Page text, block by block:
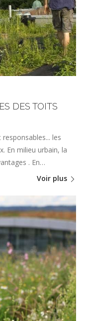
DES TOITS
les
En milieu urbain, la
. En…
Voir plus